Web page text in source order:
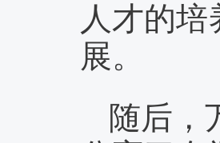
人才的
展。
随后，